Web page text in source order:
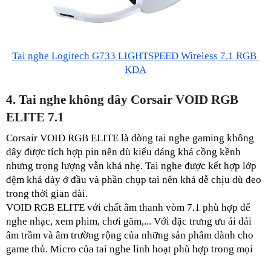
Tai nghe Logitech G733 LIGHTSPEED Wireless 7.1 RGB
KDA
4. Tai nghe không dây Corsair VOID RGB
ELITE 7.1
Corsair VOID RGB ELITE là dòng tai nghe gaming không
dây được tích hợp pin nên dù kiểu dáng khá cồng kềnh
nhưng trọng lượng vẫn khá nhẹ. Tai nghe được kết hợp lớp
đệm khá dày ở đầu và phần chụp tai nên khá dễ chịu dù đeo
trong thời gian dài.
VOID RGB ELITE với chất âm thanh vòm 7.1 phù hợp để
nghe nhạc, xem phim, chơi găm,... Với đặc trưng ưu ái dải
âm trầm và âm trường rộng của những sản phẩm dành cho
game thủ. Micro của tai nghe linh hoạt phù hợp trong mọi